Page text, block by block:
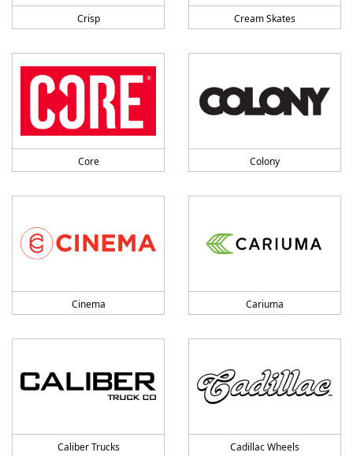
Crisp Cream Skates
Core Colony
Cinema Cariuma
Caliber Trucks Cadillac Wheels